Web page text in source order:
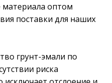
материала оптом
поставки для наших
грунт-эмали по
риска